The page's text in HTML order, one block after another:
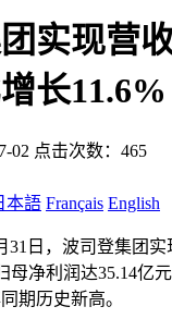
实现营
长11.6%
02 点击次数：465
本語 Français English
日，波司登集团实
母净利润达35.14亿
期历史新高。